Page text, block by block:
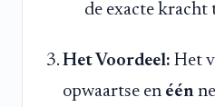
de exacte kracht
Het Voordeel: Het
opwaartse en één